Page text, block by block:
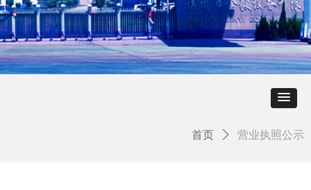
首页 ꄲ 营业执照公示